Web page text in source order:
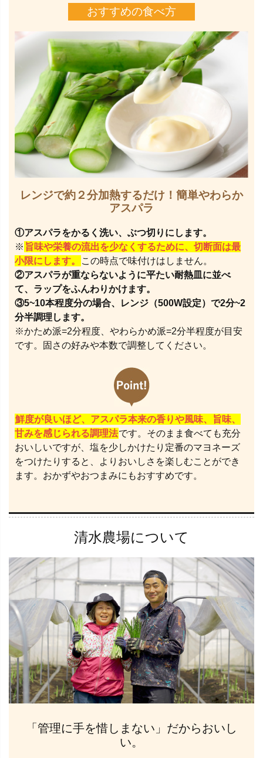
おすすめの食べ方
レンジで約２分加熱するだけ！簡単やわらか
アスパラ
①アスパラをかるく洗い、ぶつ切りにします。
※ 旨味や栄養の流出を少なくするために、切断面は最
小限にします。
この時点で味付けはしません。
②アスパラが重ならないように平たい耐熱皿に並べ
て、ラップをふんわりかけます。
③5~10本程度分の場合、レンジ（500W設定）で2分~2
分半調理します。
※かため派=2分程度、やわらかめ派=2分半程度が目安
です。固さの好みや本数で調整してください。
鮮度が良いほど、アスパラ本来の香りや風味、旨味、
甘みを感じられる調理法です。そのまま食べても充分
おいしいですが、塩を少しかけたり定番のマヨネーズ
をつけたりすると、よりおいしさを楽しむことができ
ます。おかずやおつまみにもおすすめです。
清水農場について
「管理に手を惜しまない」だからおいし
い。